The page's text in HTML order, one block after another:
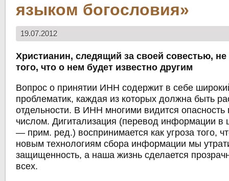
языком богословия»
19.07.2012
Христианин, следящий за своей совестью,
того, что о нем будет известно другим
Вопрос о принятии ИНН содержит в себе
проблематик, каждая из которых должна быть
отдельности. В ИНН многими видится
числом. Дигитализация (перевод информации
― прим. ред.) воспринимается как угроза того,
новым технологиям сбора информации мы
защищенность, а наша жизнь сделается
всех.